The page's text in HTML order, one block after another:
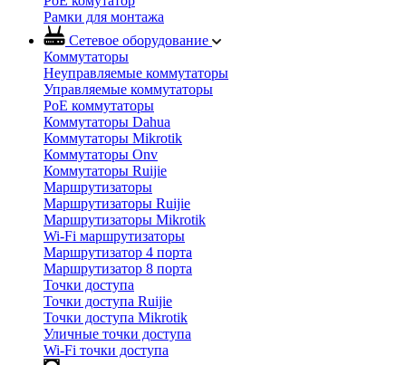
Рамки для монтажа
Сетевое оборудование
Коммутаторы
Неуправляемые коммутаторы
Управляемые коммутаторы
PoE коммутаторы
Коммутаторы Dahua
Коммутаторы Mikrotik
Коммутаторы Onv
Коммутаторы Ruijie
Маршрутизаторы
Маршрутизаторы Ruijie
Маршрутизаторы Mikrotik
Wi-Fi маршрутизаторы
Маршрутизатор 4 порта
Маршрутизатор 8 порта
Точки доступа
Точки доступа Ruijie
Точки доступа Mikrotik
Уличные точки доступа
Wi-Fi точки доступа